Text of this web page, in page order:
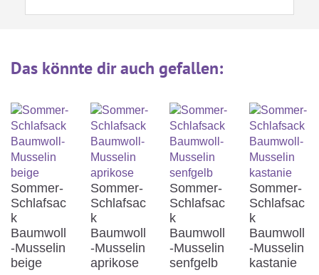
Warum sollte ich für mein Kind einen
Schlafsack anstelle einer Bettdecke
bevorzugen?

Was soll ich meinem Kind unter dem
Sommerschlafsack anziehen?
Das könnte dir auch gefallen:
Sommer-
Schlafsac
k
Baumwoll
-Musselin
beige
Sommer-
Schlafsac
k
Baumwoll
-Musselin
aprikose
Sommer-
Schlafsac
k
Baumwoll
-Musselin
senfgelb
Sommer-
Schlafsac
k
Baumwoll
-Musselin
kastanie